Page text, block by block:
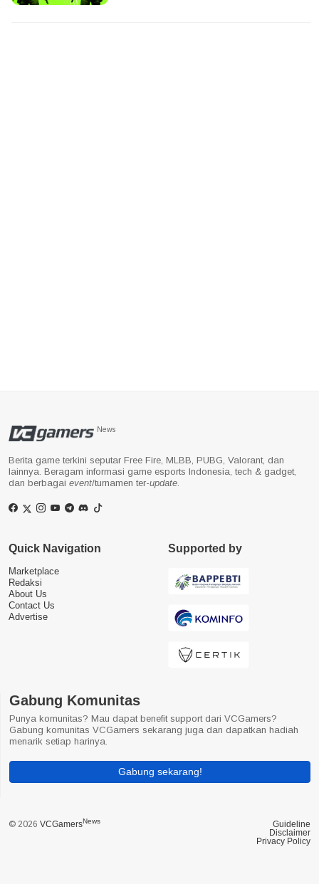
News
Berita game terkini seputar Free Fire, MLBB, PUBG, Valorant, dan
lainnya. Beragam informasi game esports Indonesia, tech & gadget,
dan berbagai event/turnamen ter-update.
Quick Navigation
Marketplace
Redaksi
About Us
Contact Us
Advertise
Supported by
Gabung Komunitas
Punya komunitas? Mau dapat benefit support dari VCGamers?
Gabung komunitas VCGamers sekarang juga dan dapatkan hadiah
menarik setiap harinya.
Gabung sekarang!
© 2026 VCGamersNews
Guideline
Disclaimer
Privacy Policy